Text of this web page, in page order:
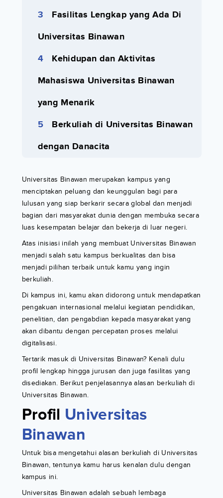
Fasilitas Lengkap yang Ada Di
Universitas Binawan
Kehidupan dan Aktivitas
Mahasiswa Universitas Binawan
yang Menarik
Berkuliah di Universitas Binawan
dengan Danacita
Universitas Binawan merupakan kampus yang
menciptakan peluang dan keunggulan bagi para
lulusan yang siap berkarir secara global dan menjadi
bagian dari masyarakat dunia dengan membuka secara
luas kesempatan belajar dan bekerja di luar negeri.
Atas inisiasi inilah yang membuat Universitas Binawan
menjadi salah satu kampus berkualitas dan bisa
menjadi pilihan terbaik untuk kamu yang ingin
berkuliah.
Di kampus ini, kamu akan didorong untuk mendapatkan
pengakuan internasional melalui kegiatan pendidikan,
penelitian, dan pengabdian kepada masyarakat yang
akan dibantu dengan percepatan proses melalui
digitalisasi.
Tertarik masuk di Universitas Binawan? Kenali dulu
profil lengkap hingga jurusan dan juga fasilitas yang
disediakan. Berikut penjelasannya alasan berkuliah di
Universitas Binawan.
Profil Universitas
Binawan
Untuk bisa mengetahui alasan berkuliah di Universitas
Binawan, tentunya kamu harus kenalan dulu dengan
kampus ini.
Universitas Binawan adalah sebuah lembaga